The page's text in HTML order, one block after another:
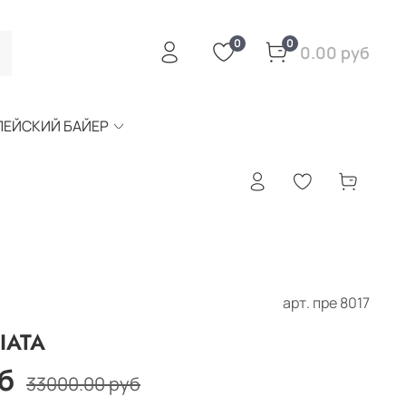
0 0 0.00 руб
БАЙЕР
арт. пре 8017
33000.00 руб